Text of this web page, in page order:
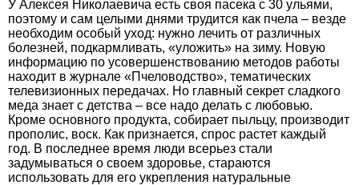
У Алексея Николаевича есть своя пасека с 30 ульями,
поэтому и сам целыми днями трудится как пчела – везде
необходим особый уход: нужно лечить от различных
болезней, подкармливать, «уложить» на зиму. Новую
информацию по усовершенствованию методов работы
находит в журнале «Пчеловодство», тематических
телевизионных передачах. Но главный секрет сладкого
меда знает с детства – все надо делать с любовью.
Кроме основного продукта, собирает пыльцу, производит
прополис, воск. Как признается, спрос растет каждый
год. В последнее время люди всерьез стали
задумываться о своем здоровье, стараются
использовать для его укрепления натуральные